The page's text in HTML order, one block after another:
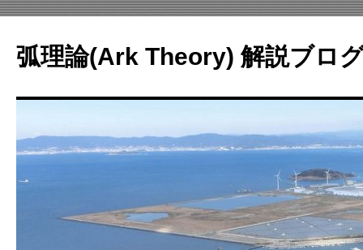
テ
ン
へ
ッ
プ
弧理論(Ark Theory) 解説ブロ